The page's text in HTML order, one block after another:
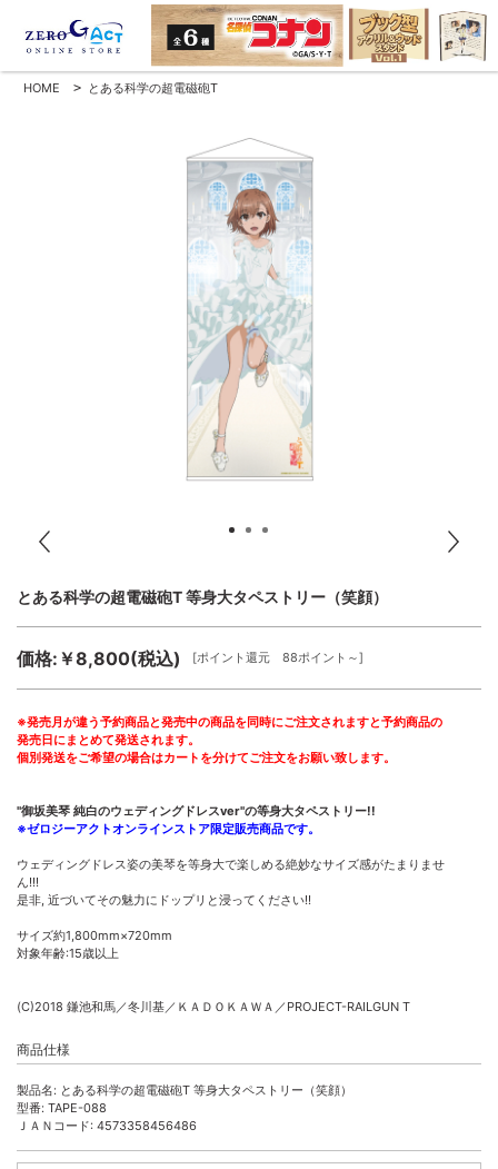
HOME > とある科学の超電磁砲T
とある科学の超電磁砲T 等身大タペストリー（笑顔）
価格:￥8,800(税込) [ポイント還元 88ポイント～]
※発売月が違う予約商品と発売中の商品を同時にご注文されますと予約商品の
発売日にまとめて発送されます。
個別発送をご希望の場合はカートを分けてご注文をお願い致します。
"御坂美琴 純白のウェディングドレスver"の等身大タペストリー!!
※ゼロジーアクトオンラインストア限定販売商品です。
ウェディングドレス姿の美琴を等身大で楽しめる絶妙なサイズ感がたまりませ
ん!!!
是非, 近づいてその魅力にドップリと浸ってください!!
サイズ約1,800mm×720mm
対象年齢:15歳以上
(C)2018 鎌池和馬／冬川基／ＫＡＤＯＫＡＷＡ／PROJECT-RAILGUN T
商品仕様
製品名: とある科学の超電磁砲T 等身大タペストリー（笑顔）
型番: TAPE-088
ＪＡＮコード: 4573358456486